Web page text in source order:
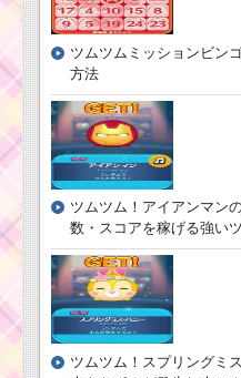
ツムツムミッションビン
方法
ツムツム！アイアンマン
数・スコアを稼げる強い
ツムツム！スプリングミ